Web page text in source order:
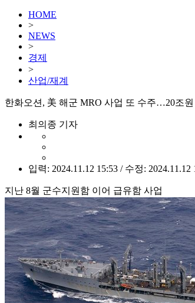
HOME
>
NEWS
>
경제
>
산업/재계
한화오션, 美 해군 MRO 사업 또 수주…20조
최의종 기자
입력: 2024.11.12 15:53 / 수정: 2024.11.12
지난 8월 군수지원함 이어 급유함 사업